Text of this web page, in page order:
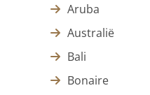
Aruba
Australië
Bali
Bonaire